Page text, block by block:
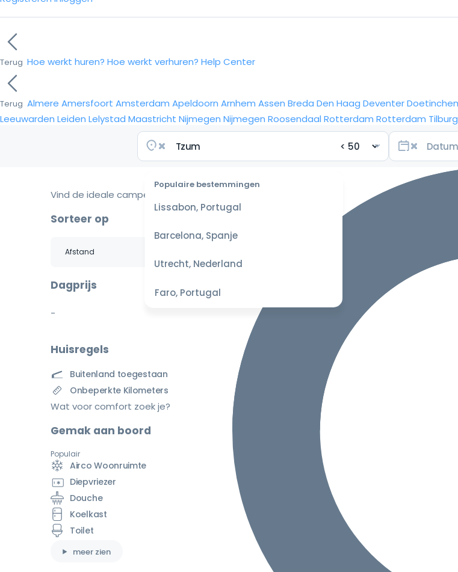
Terug Hoe werkt huren? Hoe werkt verhuren? Help Center
Terug Almere Amersfoort Amsterdam Apeldoorn Arnhem Assen Breda Den Haag Deventer
Leeuwarden Leiden Lelystad Maastricht Nijmegen Nijmegen Roosendaal Rotterdam Rotterdam Tilburg
Populaire bestemmingen
Lissabon, Portugal
Barcelona, Spanje
Utrecht, Nederland
Faro, Portugal
Vind de ideale camper voor je reis
Sorteer op
Dagprijs
-
Huisregels
Buitenland toegestaan
Onbeperkte Kilometers
Wat voor comfort zoek je?
Gemak aan boord
Populair
Airco Woonruimte
Diepvriezer
Douche
Koelkast
Toilet
meer zien